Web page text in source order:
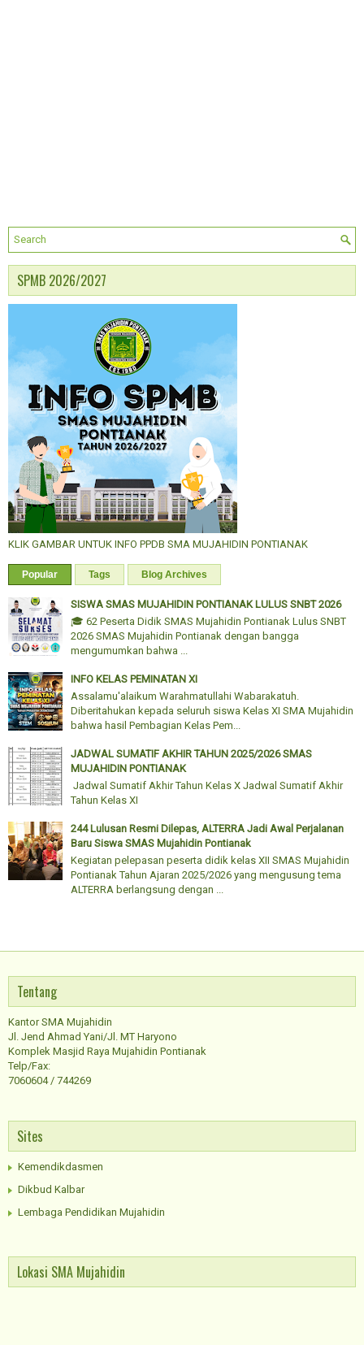
SPMB 2026/2027
KLIK GAMBAR UNTUK INFO PPDB SMA MUJAHIDIN PONTIANAK
Popular Tags Blog Archives
SISWA SMAS MUJAHIDIN PONTIANAK LULUS SNBT 2026
🎓 62 Peserta Didik SMAS Mujahidin Pontianak Lulus SNBT
2026 SMAS Mujahidin Pontianak dengan bangga
mengumumkan bahwa ...
INFO KELAS PEMINATAN XI
Assalamu'alaikum Warahmatullahi Wabarakatuh.
Diberitahukan kepada seluruh siswa Kelas XI SMA Mujahidin
bahwa hasil Pembagian Kelas Pem...
JADWAL SUMATIF AKHIR TAHUN 2025/2026 SMAS
MUJAHIDIN PONTIANAK
Jadwal Sumatif Akhir Tahun Kelas X Jadwal Sumatif Akhir
Tahun Kelas XI
244 Lulusan Resmi Dilepas, ALTERRA Jadi Awal Perjalanan
Baru Siswa SMAS Mujahidin Pontianak
Kegiatan pelepasan peserta didik kelas XII SMAS Mujahidin
Pontianak Tahun Ajaran 2025/2026 yang mengusung tema
ALTERRA berlangsung dengan ...
Tentang
Kantor SMA Mujahidin
Jl. Jend Ahmad Yani/Jl. MT Haryono
Komplek Masjid Raya Mujahidin Pontianak
Telp/Fax:
7060604 / 744269
Sites
Kemendikdasmen
Dikbud Kalbar
Lembaga Pendidikan Mujahidin
Lokasi SMA Mujahidin